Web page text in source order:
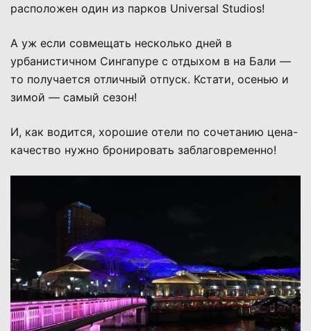
расположен один из парков Universal Studios!
А уж если совмещать несколько дней в
урбанистичном Сингапуре с отдыхом в на Бали —
то получается отличный отпуск. Кстати, осенью и
зимой — самый сезон!
И, как водится, хорошие отели по сочетанию цена-
качество нужно бронировать заблаговременно!